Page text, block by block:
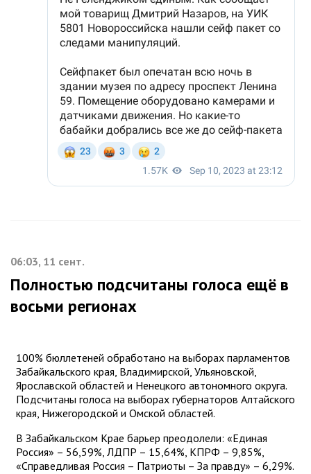
06:03, 11 сент.
Полностью подсчитаны голоса ещё в
восьми регионах
100% бюллетеней обработано на выборах парламентов
Забайкальского края, Владимирской, Ульяновской,
Ярославской областей и Ненецкого автономного округа.
Подсчитаны голоса на выборах губернаторов Алтайского
края, Нижегородской и Омской областей.
В Забайкальском Крае барьер преодолели: «Единая
Россия» – 56,59%, ЛДПР – 15,64%, КПРФ – 9,85%,
«Справедливая Россия – Патриоты – За правду» – 6,29%.